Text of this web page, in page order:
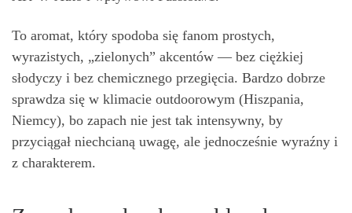
To aromat, który spodoba się fanom prostych,
wyrazistych, „zielonych” akcentów — bez ciężkiej
słodyczy i bez chemicznego przegięcia. Bardzo dobrze
sprawdza się w klimacie outdoorowym (Hiszpania,
Niemcy), bo zapach nie jest tak intensywny, by
przyciągał niechcianą uwagę, ale jednocześnie wyraźny i
z charakterem.